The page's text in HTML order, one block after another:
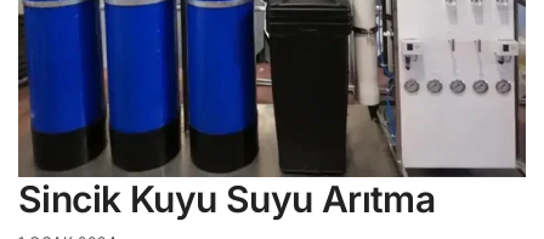
Sincik Kuyu Suyu Arıtma